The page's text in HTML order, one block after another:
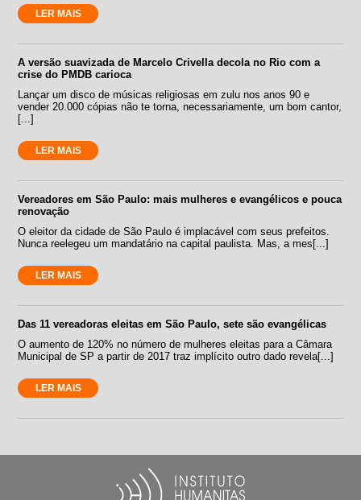
LER MAIS
A versão suavizada de Marcelo Crivella decola no Rio com a
crise do PMDB carioca
Lançar um disco de músicas religiosas em zulu nos anos 90 e
vender 20.000 cópias não te torna, necessariamente, um bom cantor,
[...]
LER MAIS
Vereadores em São Paulo: mais mulheres e evangélicos e pouca
renovação
O eleitor da cidade de São Paulo é implacável com seus prefeitos.
Nunca reelegeu um mandatário na capital paulista. Mas, a mes[...]
LER MAIS
Das 11 vereadoras eleitas em São Paulo, sete são evangélicas
O aumento de 120% no número de mulheres eleitas para a Câmara
Municipal de SP a partir de 2017 traz implícito outro dado revela[...]
LER MAIS